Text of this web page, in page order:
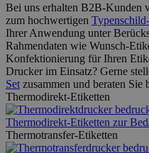
Bei uns erhalten B2B-Kunden
zum hochwertigen
Ihrer Anwendung unter
Rahmendaten wie Wunsch-
Konfektionierung für Ihren
Drucker im Einsatz? Gerne
Set zusammen und beraten Sie
Thermodirekt-Etiketten
Thermodirekt-Etiketten zur
Thermotransfer-Etiketten